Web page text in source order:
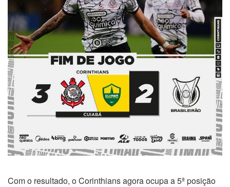
Com o resultado, o Corinthians agora ocupa a 5ª posição